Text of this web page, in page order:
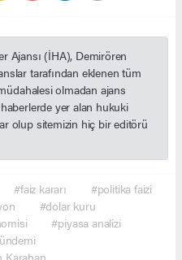
Ajansı (İHA), Demirören
tarafından eklenen tüm
olmadan ajans
yer alan hukuki
olup sitemizin hiç bir editörü
#faiz kararı
#politika faizi
#dolar kuru
#piyasa analizi
Karahan